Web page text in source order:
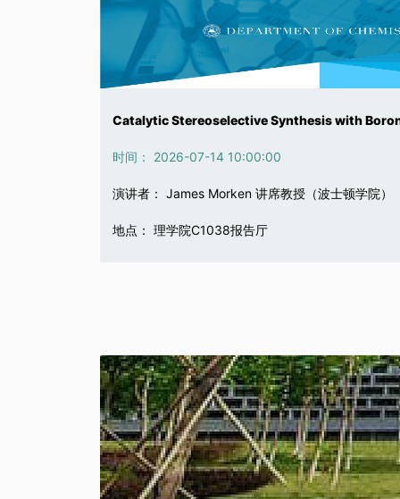
主族化合物的配位键
时间： 2026-07-17 16:00:00
演讲者： Gernot Frenking 教授
地点： 化学系C1038报告厅
分子、生物和电协同催化
时间： 2026-07-16 14:00:00
演讲者： 胡喜乐 院士
地点： 化学系C1038报告厅
Catalytic Stereoselective Synthesis with
时间： 2026-07-14 10:00:00
演讲者： James Morken 讲席教授（波士顿学院）
地点： 理学院C1038报告厅